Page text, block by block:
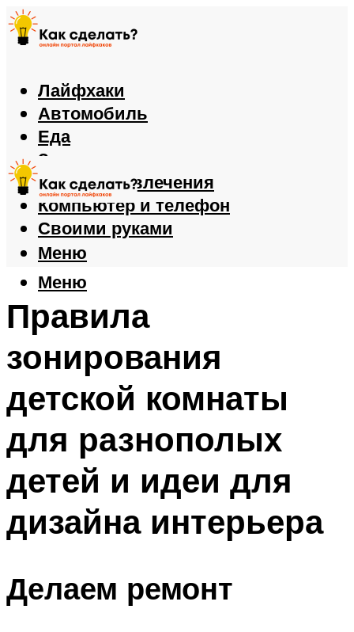
Лайфхаки
Автомобиль
Еда
Здоровье
Игры и развлечения
Компьютер и телефон
Своими руками
Меню
Меню
Правила
зонирования
детской комнаты
для разнополых
детей и идеи для
дизайна интерьера
Делаем ремонт